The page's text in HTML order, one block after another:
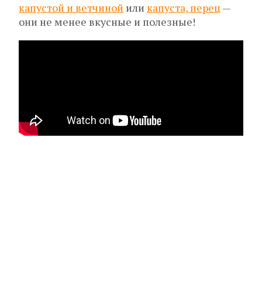
капустой и ветчиной или капуста, перец—
они не менее вкусные и полезные!